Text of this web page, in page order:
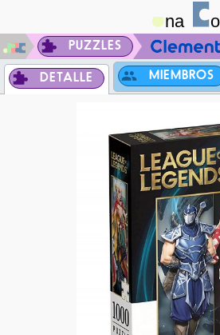
PUZZLES
DETALLE MIEMBROS